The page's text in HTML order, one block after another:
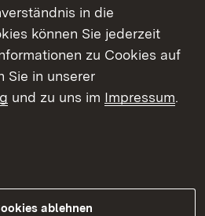
in die
können Sie jederzeit
zu Cookies auf
Sie in unserer
und zu uns im Impressum.
ablehnen